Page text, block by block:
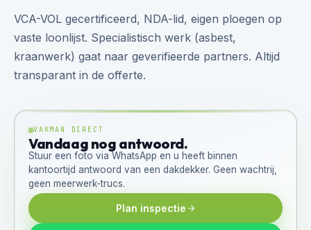
VCA-VOL gecertificeerd, NDA-lid, eigen ploegen op
vaste loonlijst. Specialistisch werk (asbest,
kraanwerk) gaat naar geverifieerde partners. Altijd
transparant in de offerte.
VAKMAN DIRECT
Vandaag nog antwoord.
Stuur een foto via WhatsApp en u heeft binnen
kantoortijd antwoord van een dakdekker. Geen wachtrij,
geen meerwerk-trucs.
Plan inspectie